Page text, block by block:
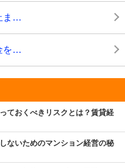
ま…
を…
ておくべきリスクとは？賃貸経
ないためのマンション経営の秘